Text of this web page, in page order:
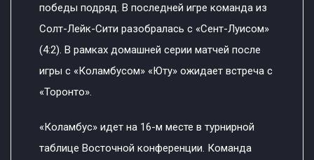
победы подряд. В последней игре команда из
Солт-Лейк-Сити разобралась с «Сент-Луисом»
(4:2). В рамках домашней серии матчей после
игры с «Коламбусом» «Юту» ожидает встреча с
«Торонто».
«Коламбус» идет на 16-м месте в турнирной
таблице Восточной конференции. Команда